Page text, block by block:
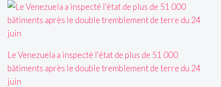
Le Venezuela a inspecté l'état de plus de 51 000
bâtiments après le double tremblement de terre du 24
juin